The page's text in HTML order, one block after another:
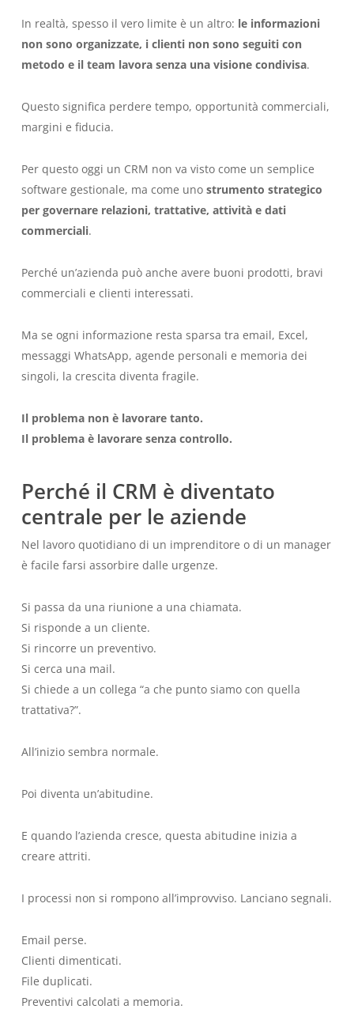
In realtà, spesso il vero limite è un altro: le informazioni
non sono organizzate, i clienti non sono seguiti con
metodo e il team lavora senza una visione condivisa.
Questo significa perdere tempo, opportunità commerciali,
margini e fiducia.
Per questo oggi un CRM non va visto come un semplice
software gestionale, ma come uno strumento strategico
per governare relazioni, trattative, attività e dati
commerciali.
Perché un’azienda può anche avere buoni prodotti, bravi
commerciali e clienti interessati.
Ma se ogni informazione resta sparsa tra email, Excel,
messaggi WhatsApp, agende personali e memoria dei
singoli, la crescita diventa fragile.
Il problema non è lavorare tanto.
Il problema è lavorare senza controllo.
Perché il CRM è diventato
centrale per le aziende
Nel lavoro quotidiano di un imprenditore o di un manager
è facile farsi assorbire dalle urgenze.
Si passa da una riunione a una chiamata.
Si risponde a un cliente.
Si rincorre un preventivo.
Si cerca una mail.
Si chiede a un collega “a che punto siamo con quella
trattativa?”.
All’inizio sembra normale.
Poi diventa un’abitudine.
E quando l’azienda cresce, questa abitudine inizia a
creare attriti.
I processi non si rompono all’improvviso. Lanciano segnali.
Email perse.
Clienti dimenticati.
File duplicati.
Preventivi calcolati a memoria.